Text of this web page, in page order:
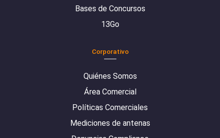
Bases de Concursos
13Go
Corporativo
Quiénes Somos
Área Comercial
Políticas Comerciales
Mediciones de antenas